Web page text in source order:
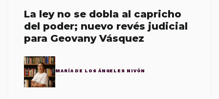
La ley no se dobla al capricho
del poder; nuevo revés judicial
para Geovany Vásquez
MARÍA DE LOS ÁNGELES NIVÓN